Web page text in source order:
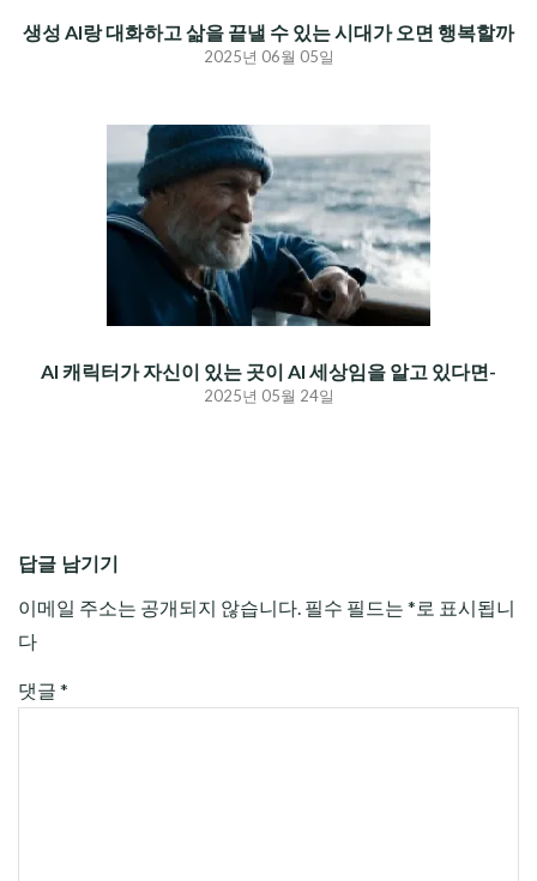
생성 AI랑 대화하고 삶을 끝낼 수 있는 시대가 오면 행복할까
2025년 06월 05일
AI 캐릭터가 자신이 있는 곳이 AI 세상임을 알고 있다면-
2025년 05월 24일
답글 남기기
이메일 주소는 공개되지 않습니다. 필수 필드는 * 로 표시됩니
다
댓글 *